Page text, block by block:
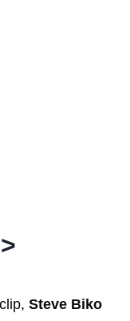
Steve Biko